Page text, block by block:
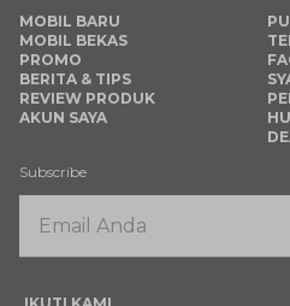
MOBIL BARU
MOBIL BEKAS
PROMO
BERITA & TIPS
REVIEW PRODUK
AKUN SAYA
Subscribe